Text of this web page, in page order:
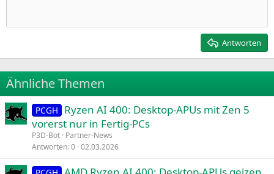
22
26
Times New Roman
Trebuchet MS
Verdana
Heading 2
Antworten
Ähnliche Themen
PCGH
Ryzen AI 400: Desktop-APUs mit Zen 5
vorerst nur in Fertig-PCs
P3D-Bot Partner-News
Antworten 0 02.03.2026